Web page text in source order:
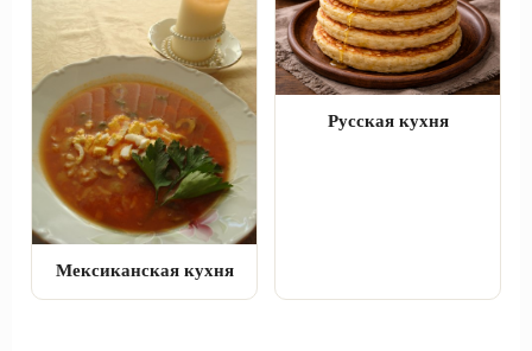
Мексиканская кухня
Русская кухня